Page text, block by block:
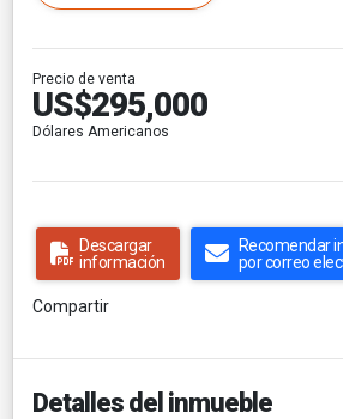
Precio de venta
US$295,000
Dólares Americanos
Descargar
información
Recomendar
por correo
Compartir
Detalles del inmueble